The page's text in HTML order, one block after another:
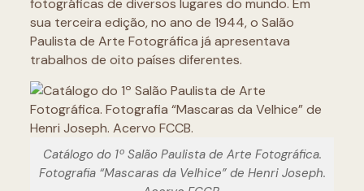
fotográficas de diversos lugares do mundo. Em
sua terceira edição, no ano de 1944, o Salão
Paulista de Arte Fotográfica já apresentava
trabalhos de oito países diferentes.
Catálogo do 1º Salão Paulista de Arte Fotográfica.
Fotografia “Mascaras da Velhice” de Henri Joseph.